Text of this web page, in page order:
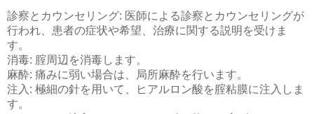
診察とカウンセリング: 医師による診察とカウンセリングが
行われ、患者の症状や希望、治療に関する説明を受けま
す。
消毒: 腟周辺を消毒します。
麻酔: 痛みに弱い場合は、局所麻酔を行います。
注入: 極細の針を用いて、ヒアルロン酸を腟粘膜に注入しま
す。